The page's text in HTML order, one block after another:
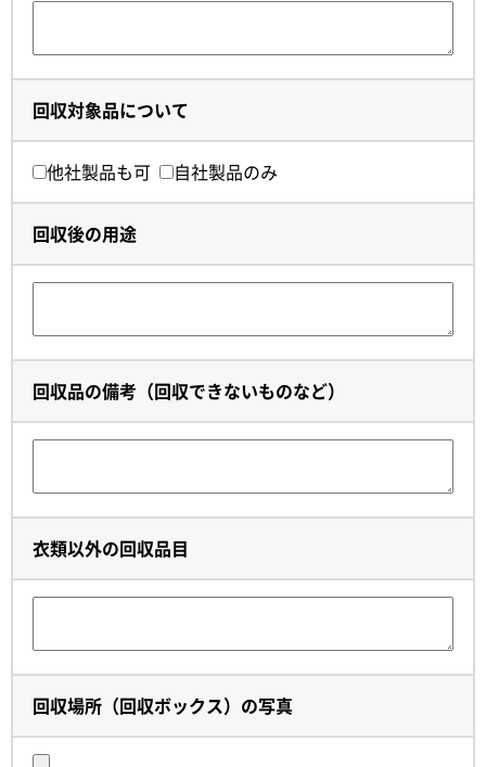
回収対象品について
他社製品も可 自社製品のみ
回収後の用途
回収品の備考（回収できないものなど）
衣類以外の回収品目
回収場所（回収ボックス）の写真